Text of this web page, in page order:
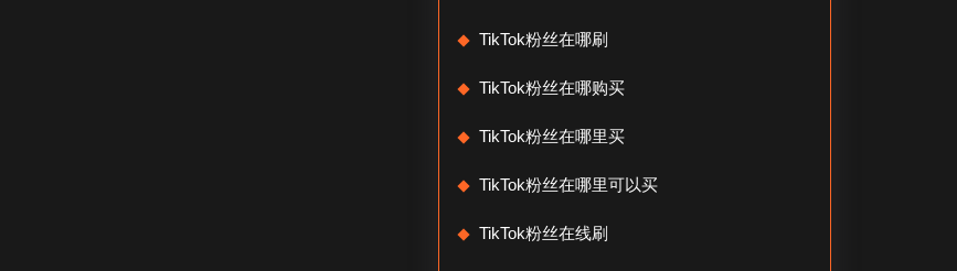
TikTok粉丝在哪刷
TikTok粉丝在哪购买
TikTok粉丝在哪里买
TikTok粉丝在哪里可以买
TikTok粉丝在线刷